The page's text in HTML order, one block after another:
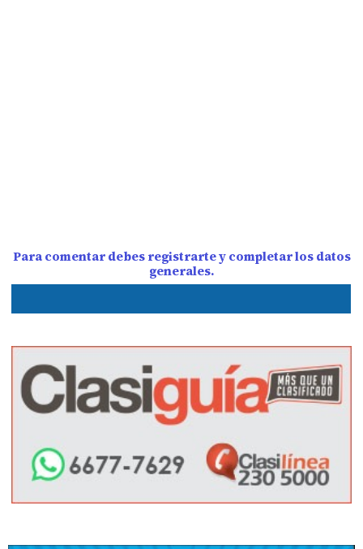
Para comentar debes registrarte y completar los datos
generales.